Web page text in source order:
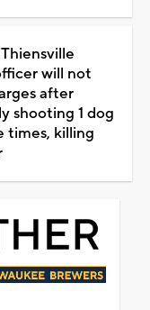
will not
after
shooting 1 dog
times, killing